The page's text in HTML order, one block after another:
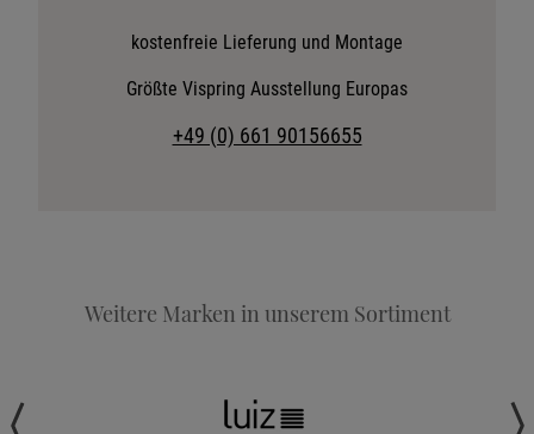
Stoffkollektion anfordern
Telefonische Beratung anfordern
kostenfreie Lieferung und Montage
Größte Vispring Ausstellung Europas
+49 (0) 661 90156655
Weitere Marken in unserem Sortiment